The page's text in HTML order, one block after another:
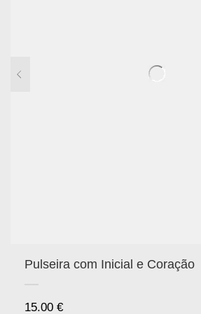
Pulseira com Inicial e Coração
15.00 €